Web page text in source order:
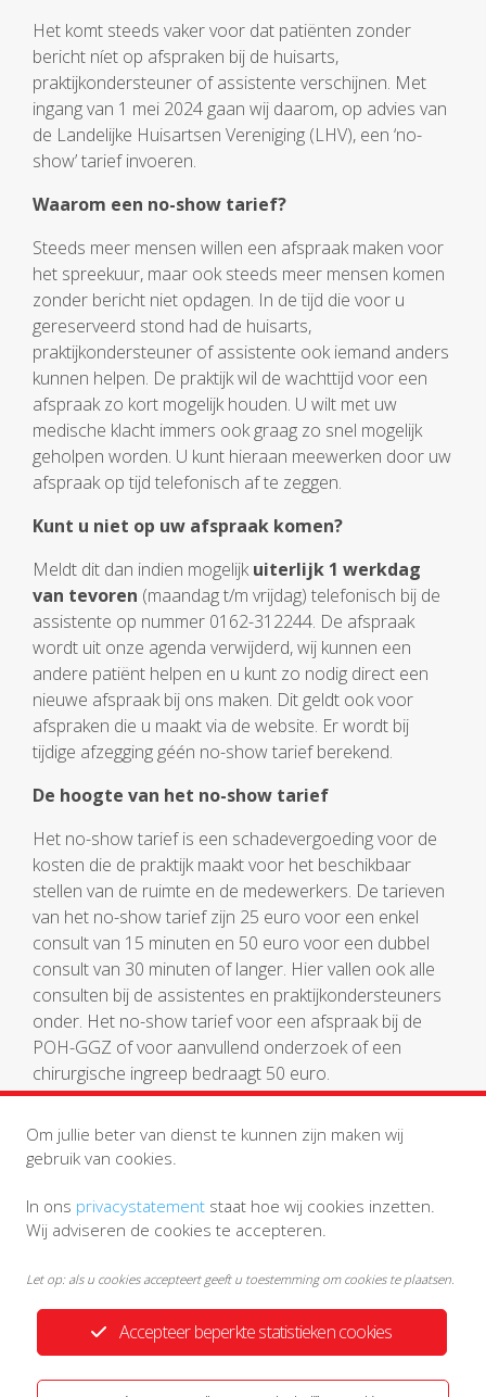
Het komt steeds vaker voor dat patiënten zonder
bericht níet op afspraken bij de huisarts,
praktijkondersteuner of assistente verschijnen. Met
ingang van 1 mei 2024 gaan wij daarom, op advies van
de Landelijke Huisartsen Vereniging (LHV), een ‘no-
show’ tarief invoeren.
Waarom een no-show tarief?
Steeds meer mensen willen een afspraak maken voor
het spreekuur, maar ook steeds meer mensen komen
zonder bericht niet opdagen. In de tijd die voor u
gereserveerd stond had de huisarts,
praktijkondersteuner of assistente ook iemand anders
kunnen helpen. De praktijk wil de wachttijd voor een
afspraak zo kort mogelijk houden. U wilt met uw
medische klacht immers ook graag zo snel mogelijk
geholpen worden. U kunt hieraan meewerken door uw
afspraak op tijd telefonisch af te zeggen.
Kunt u niet op uw afspraak komen?
Meldt dit dan indien mogelijkuiterlijk 1 werkdag
van tevoren (maandag t/m vrijdag) telefonisch bij de
assistente op nummer 0162-312244. De afspraak
wordt uit onze agenda verwijderd, wij kunnen een
andere patiënt helpen en u kunt zo nodig direct een
nieuwe afspraak bij ons maken. Dit geldt ook voor
afspraken die u maakt via de website. Er wordt bij
tijdige afzegging géén no-show tarief berekend.
De hoogte van het no-show tarief
Het no-show tarief is een schadevergoeding voor de
kosten die de praktijk maakt voor het beschikbaar
stellen van de ruimte en de medewerkers. De tarieven
van het no-show tarief zijn 25 euro voor een enkel
consult van 15 minuten en 50 euro voor een dubbel
consult van 30 minuten of langer. Hier vallen ook alle
consulten bij de assistentes en praktijkondersteuners
onder. Het no-show tarief voor een afspraak bij de
POH-GGZ of voor aanvullend onderzoek of een
chirurgische ingreep bedraagt 50 euro.
show factuur niet.
Privacystatement
Disclaimer
Accepteer beperkte statistieken cookies
Om jullie beter van dienst te kunnen zijn maken wij
gebruik van cookies.
In ons privacystatement staat hoe wij cookies inzetten.
Wij adviseren de cookies te accepteren.
Let op: als u cookies accepteert geeft u toestemming om cookies te plaatsen.